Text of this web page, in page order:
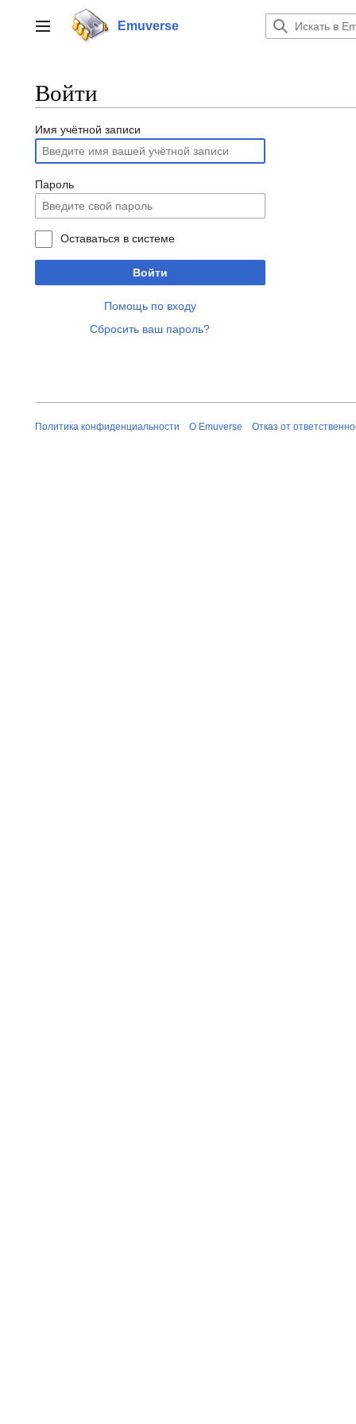
к
содержанию
Переключить боковую панель
Emuverse
Войти
Имя учётной записи
Пароль
Оставаться в системе
Войти
Помощь по входу
Сбросить ваш пароль?
Политика конфиденциальности О Emuverse Отказ от